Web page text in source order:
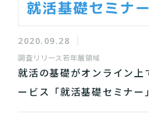
2020.09.28
調査リリース 若年層領域
就活の基礎がオンライン上
ービス「就活基礎セミナー